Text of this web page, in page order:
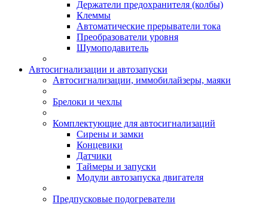
Держатели предохранителя (колбы)
Клеммы
Автоматические прерыватели тока
Преобразователи уровня
Шумоподавитель
Автосигнализации и автозапуски
Автосигнализации, иммобилайзеры, маяки
Брелоки и чехлы
Комплектующие для автосигнализаций
Сирены и замки
Концевики
Датчики
Таймеры и запуски
Модули автозапуска двигателя
Предпусковые подогреватели